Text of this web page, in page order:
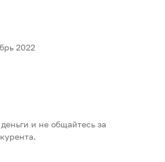
2022
и не общайтесь за